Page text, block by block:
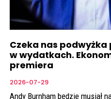
Czeka nas
w wydatkach.
premiera
2026-07-29
Andy Burnham będzie musiał